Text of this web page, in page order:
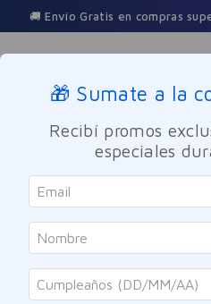
🚚 Envío Gratis en compras
Buscar
jabon-liquido-de-limpieza-
250ml
🎁 Sumate a la
Recibí promos
especiales